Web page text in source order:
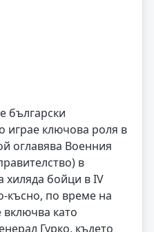
български
играе ключова роля в
оглавява Военния
в
бойци в IV
късно, по време на
включва като
Гурко, където